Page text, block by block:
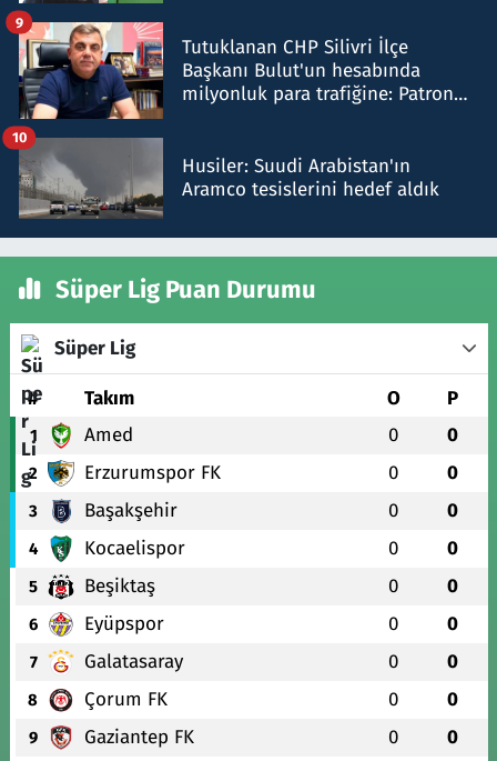
Tutuklanan CHP Silivri İlçe
Başkanı Bulut'un hesabında
milyonluk para trafiğine: Patron
9
Husiler: Suudi Arabistan'ın
Aramco tesislerini hedef aldık
10
Süper Lig Puan Durumu
Süper Lig
# Takım O P
1 Amed 0 0
2 Erzurumspor FK 0 0
3 Başakşehir 0 0
4 Kocaelispor 0 0
5 Beşiktaş 0 0
6 Eyüpspor 0 0
7 Galatasaray 0 0
8 Çorum FK 0 0
9 Gaziantep FK 0 0